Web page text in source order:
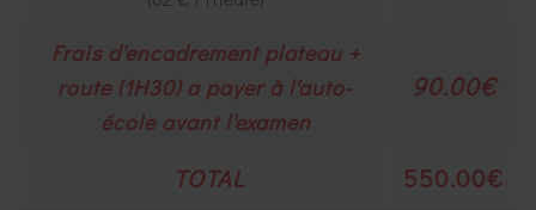
Frais d'encadrement plateau +
route (1H30) a payer à l'auto-
école avant l'examen
90.00€
TOTAL
550.00€